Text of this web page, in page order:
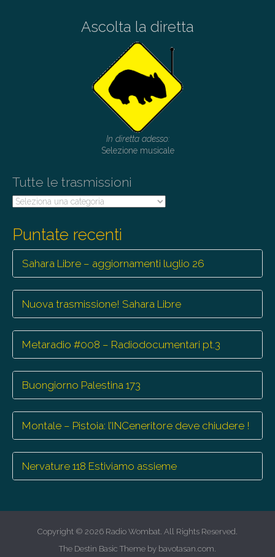
Ascolta la diretta
In diretta adesso:
Selezione musicale
Tutte le trasmissioni
Tutte
Puntate recenti
Sahara Libre – aggiornamenti luglio 26
Nuova trasmissione! Sahara Libre
Metaradio #008 – Radiodocumentari pt.3
Buongiorno Palestina 173
Montale – Pistoia: l’INCeneritore deve chiudere !
Nervature 118 Estiviamo assieme
Copyright © 2026 Radio Wombat . All Rights Reserved.
The Destin Basic Theme by bavotasan.com